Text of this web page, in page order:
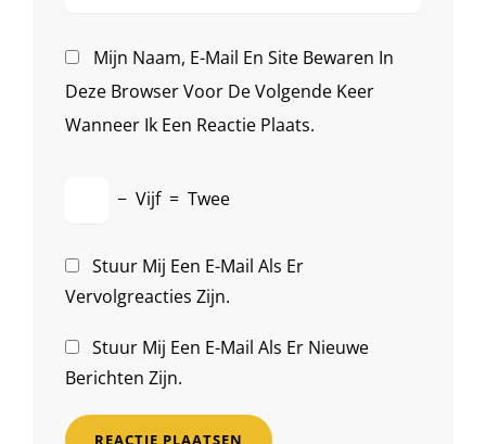
Mijn Naam, E-Mail En Site Bewaren In
Deze Browser Voor De Volgende Keer
Wanneer Ik Een Reactie Plaats.
− Vijf = Twee
Stuur Mij Een E-Mail Als Er
Vervolgreacties Zijn.
Stuur Mij Een E-Mail Als Er Nieuwe
Berichten Zijn.